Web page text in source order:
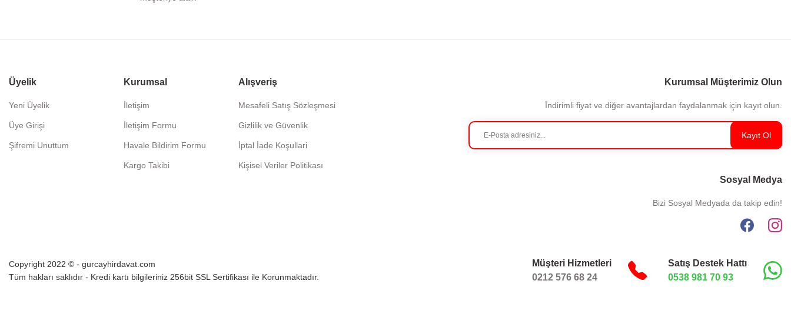
Üyelik
Yeni Üyelik
Üye Girişi
Şifremi Unuttum
Kurumsal
İletişim
İletişim Formu
Havale Bildirim Formu
Kargo Takibi
Alışveriş
Mesafeli Satış Sözleşmesi
Gizlilik ve Güvenlik
İptal İade Koşullari
Kişisel Veriler Politikası
Kurumsal Müşterimiz Olun
İndirimli fiyat ve diğer avantajlardan faydalanmak için kayıt olun.
Kayıt Ol
Sosyal Medya
Bizi Sosyal Medyada da takip edin!
Copyright 2022 © - gurcayhirdavat.com
Tüm hakları saklıdır - Kredi kartı bilgileriniz 256bit SSL Sertifikası ile Korunmaktadır.
Müşteri Hizmetleri
0212 576 68 24
Satış Destek Hattı
0538 981 70 93